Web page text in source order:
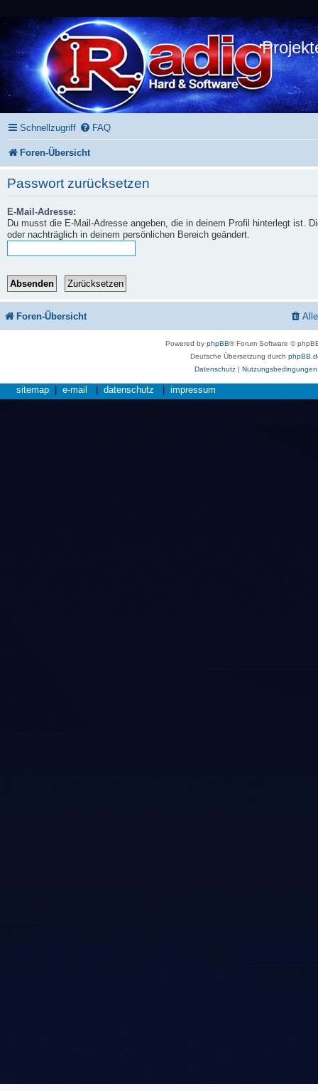
Schnellzugriff FAQ
Foren-Übersicht
Passwort zurücksetzen
E-Mail-Adresse:
Du musst die E-Mail-Adresse angeben, die in deinem Profil hinterlegt ist.
oder nachträglich in deinem persönlichen Bereich geändert.
Foren-Übersicht
Powered byphpBB® Forum Software ©
Deutsche Übersetzung durch
Datenschutz| Nutzungsbedingungen
sitemap e-mail datenschutz impressum